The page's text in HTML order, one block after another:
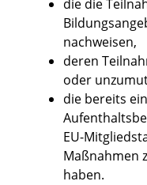
die die
nachweisen,
deren
oder
die bereits
EU-
Maßnahmen
haben.